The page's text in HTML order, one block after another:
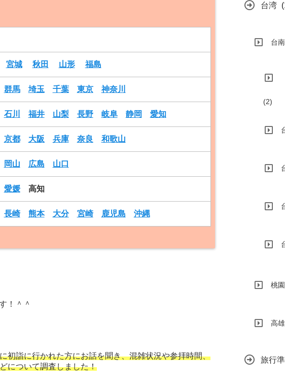
宮城 秋田 山形 福島
群馬 埼玉 千葉 東京 神奈川
石川 福井 山梨 長野 岐阜 静岡 愛知
京都 大阪 兵庫 奈良 和歌山
岡山 広島 山口
愛媛高知
長崎 熊本 大分 宮崎 鹿児島 沖縄
！＾＾
初詣に行かれた方にお話を聞き、混雑状況や参拝時間、
について調査しました！
台湾
台南
(2)
桃
高
旅行